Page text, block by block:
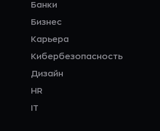
Банки
Бизнес
Карьера
Кибербезопасность
Дизайн
HR
IT